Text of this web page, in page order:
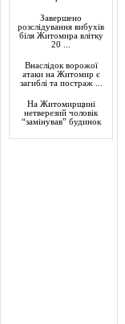
Завершено
розслідування вибухів
біля Житомира влітку
20 ...
Внаслідок ворожої
атаки на Житомир є
загиблі та постраж ...
На Житомирщині
нетверезий чоловік
“замінував” будинок